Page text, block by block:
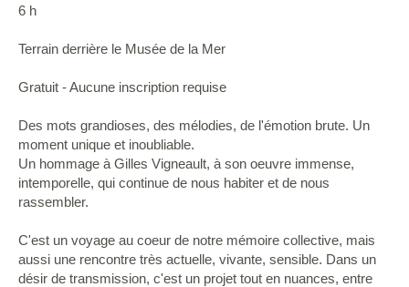
6 h
Terrain derrière le Musée de la Mer
Gratuit - Aucune inscription requise
Des mots grandioses, des mélodies, de l'émotion brute. Un
moment unique et inoubliable.
Un hommage à Gilles Vigneault, à son oeuvre immense,
intemporelle, qui continue de nous habiter et de nous
rassembler.
C'est un voyage au coeur de notre mémoire collective, mais
aussi une rencontre très actuelle, vivante, sensible. Dans un
désir de transmission, c'est un projet tout en nuances, entre